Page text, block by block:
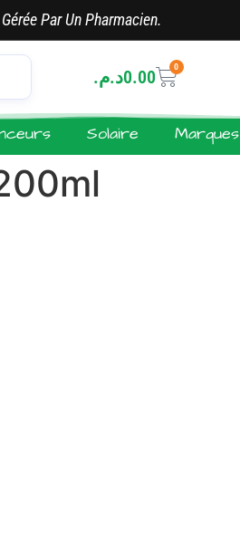
Par Un Pharmacien.
0.00د.م. 0
Solaire Marques